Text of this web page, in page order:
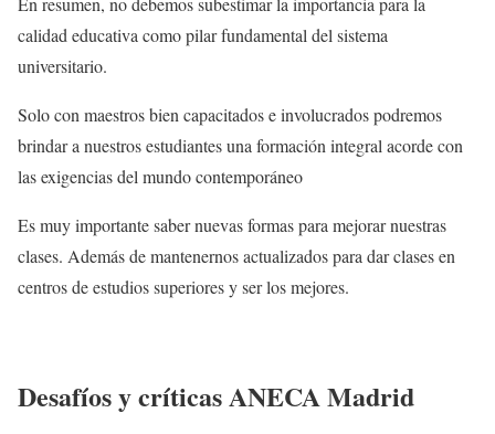
calidad educativa como pilar fundamental del sistema
universitario.
Solo con maestros bien capacitados e involucrados podremos
brindar a nuestros estudiantes una formación integral acorde con
las exigencias del mundo contemporáneo
Es muy importante saber nuevas formas para mejorar nuestras
clases. Además de mantenernos actualizados para dar clases en
centros de estudios superiores y ser los mejores.
Desafíos y críticas ANECA Madrid